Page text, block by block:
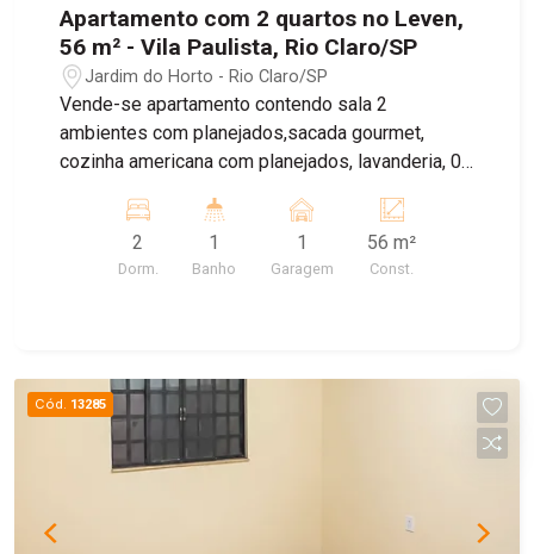
Apartamento com 2 quartos no Leven,
56 m² - Vila Paulista, Rio Claro/SP
Jardim do Horto - Rio Claro/SP
Vende-se apartamento contendo sala 2
ambientes com planejados,sacada gourmet,
cozinha americana com planejados, lavanderia, 02
2
Dorm.
1
Banho
1
Garagem
56 m²
Const.
Cód. 13285